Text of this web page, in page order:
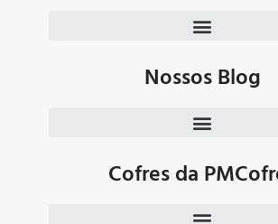
Nossos Blog
Cofres da